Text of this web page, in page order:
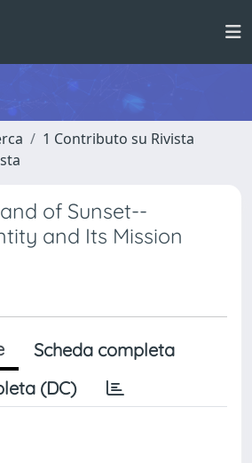
1 Contributo su Rivista
of Sunset--
and Its Mission
Scheda completa
(DC)